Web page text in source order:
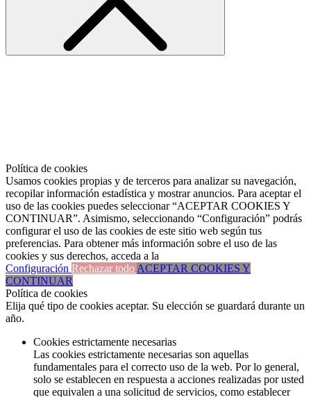
Política de cookies
Usamos cookies propias y de terceros para analizar su navegación,
recopilar información estadística y mostrar anuncios. Para aceptar el
uso de las cookies puedes seleccionar “ACEPTAR COOKIES Y
CONTINUAR”. Asimismo, seleccionando “Configuración” podrás
configurar el uso de las cookies de este sitio web según tus
preferencias. Para obtener más información sobre el uso de las
cookies y sus derechos, acceda a la
Configuración Rechazar todoACEPTAR COOKIES Y
CONTINUAR
Política de cookies
Elija qué tipo de cookies aceptar. Su elección se guardará durante un
año.
Cookies estrictamente necesarias
Las cookies estrictamente necesarias son aquellas
fundamentales para el correcto uso de la web. Por lo general,
solo se establecen en respuesta a acciones realizadas por usted
que equivalen a una solicitud de servicios, como establecer